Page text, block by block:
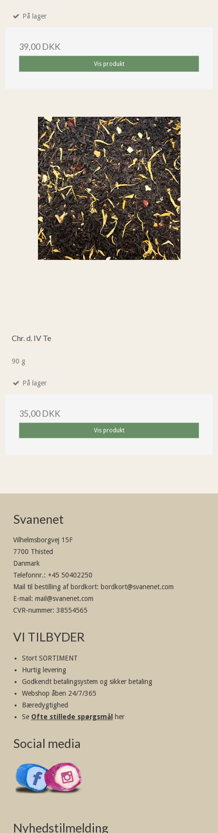
På lager
39,00 DKK
Vis produkt
Chr. d. IV Te
90 g
På lager
35,00 DKK
Vis produkt
Svanenet
Vilhelmsborgvej 15F
7700 Thisted
Danmark
Telefonnr.: +45 50402250
Mail til bestilling af bordkort: bordkort@svanenet.com
E-mail : mail@svanenet.com
CVR-nummer: 38554565
VI TILBYDER
Stort SORTIMENT
Hurtig levering
Godkendt betalingsystem og sikker betaling
Webshop åben 24/7/365
Bæredygtighed
Se Ofte stillede spørgsmål her
Social media
Nyhedstilmelding